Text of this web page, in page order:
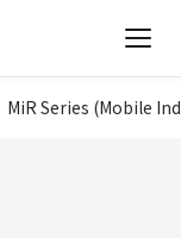
MiR Series (Mobile